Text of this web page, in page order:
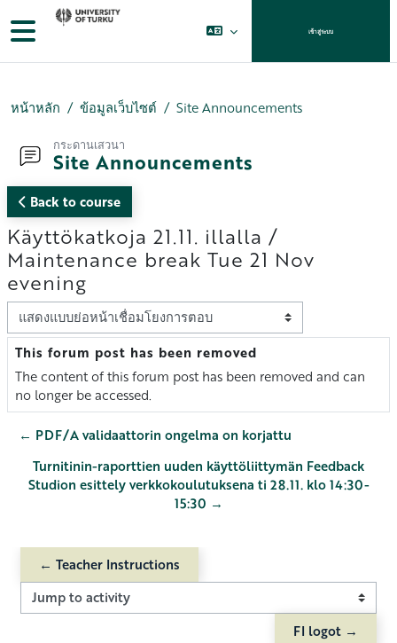
ข้ามไปที่เนื้อหาหลัก
Side panel เข้าสู่ระบบ
หน้าหลัก ข้อมูลเว็บไซต์ Site Announcements
กระดานเสวนา
Site Announcements
Back to course
Käyttökatkoja 21.11. illalla /
Maintenance break Tue 21 Nov
evening
Display mode
This forum post has been removed
Number of replies: 0
The content of this forum post has been removed and can
no longer be accessed.
← PDF/A validaattorin ongelma on korjattu
Turnitinin-raporttien uuden käyttöliittymän Feedback
Studion esittely verkkokoulutuksena ti 28.11. klo 14:30-
15:30 →
← Teacher Instructions
Jump to activity
FI logot →